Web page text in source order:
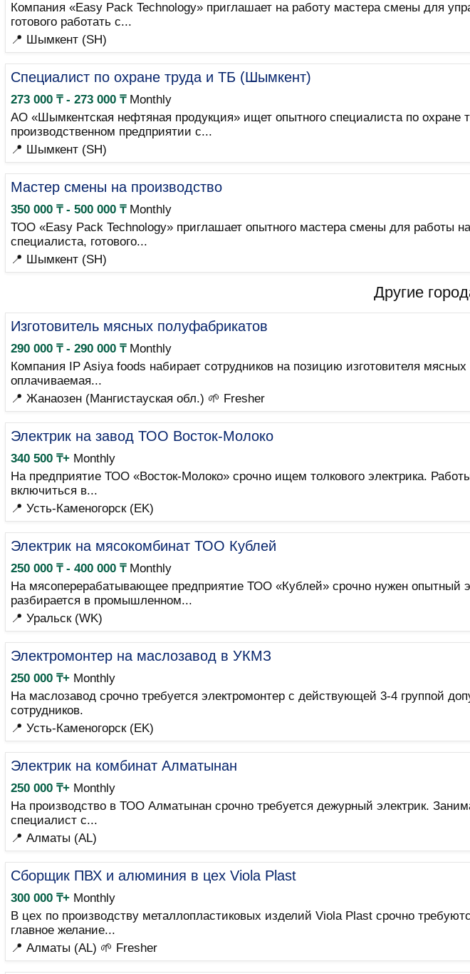
Компания «Easy Pack Technology» приглашает на работу мастера смены для
готового работать с...
📍 Шымкент (SH)
Специалист по охране труда и ТБ (Шымкент)
273 000 ₸ - 273 000 ₸Monthly
АО «Шымкентская нефтяная продукция» ищет опытного специалиста по охране
производственном предприятии с...
📍 Шымкент (SH)
Мастер смены на производство
350 000 ₸ - 500 000 ₸Monthly
ТОО «Easy Pack Technology» приглашает опытного мастера смены для работы
специалиста, готового...
📍 Шымкент (SH)
Другие
Изготовитель мясных полуфабрикатов
290 000 ₸ - 290 000 ₸Monthly
Компания IP Asiya foods набирает сотрудников на позицию изготовителя
оплачиваемая...
📍 Жанаозен (Мангистауская обл.) 🌱 Fresher
Электрик на завод ТОО Восток-Молоко
340 500 ₸+ Monthly
На предприятие ТОО «Восток-Молоко» срочно ищем толкового электрика.
включиться в...
📍 Усть-Каменогорск (EK)
Электрик на мясокомбинат ТОО Кублей
250 000 ₸ - 400 000 ₸Monthly
На мясоперерабатывающее предприятие ТОО «Кублей» срочно нужен опытный
разбирается в промышленном...
📍 Уральск (WK)
Электромонтер на маслозавод в УКМЗ
250 000 ₸+ Monthly
На маслозавод срочно требуется электромонтер с действующей 3-4 группой
сотрудников.
📍 Усть-Каменогорск (EK)
Электрик на комбинат Алматынан
250 000 ₸+ Monthly
На производство в ТОО Алматынан срочно требуется дежурный электрик.
специалист с...
📍 Алматы (AL)
Сборщик ПВХ и алюминия в цех Viola Plast
300 000 ₸+ Monthly
В цех по производству металлопластиковых изделий Viola Plast срочно
главное желание...
📍 Алматы (AL) 🌱 Fresher